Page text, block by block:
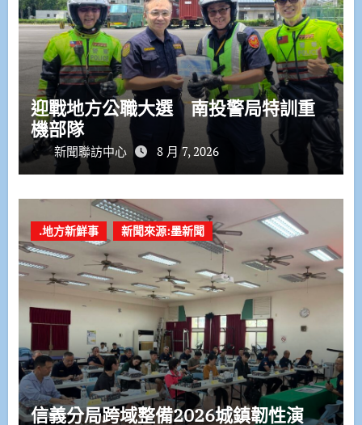
迎戰地方公職大選 南投警局特訓重
機部隊
新聞聯訪中心 8 月 7, 2026
.地方新鮮事 新聞來源:墨新聞
信義分局跨域整備2026城鎮韌性演